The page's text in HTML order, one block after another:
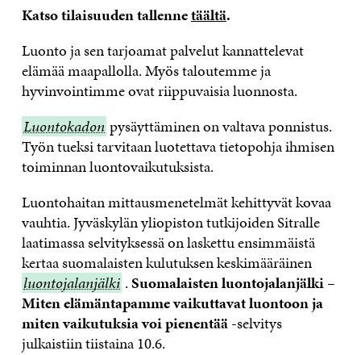
Katso tilaisuuden tallennetäältä.
Luonto ja sen tarjoamat palvelut kannattelevat
elämää maapallolla. Myös taloutemme ja
hyvinvointimme ovat riippuvaisia luonnosta.
Luontokadon
Luontokadon pysäyttäminen on valtava ponnistus.
Työn tueksi tarvitaan luotettava tietopohja ihmisen
toiminnan luontovaikutuksista.
Luontohaitan mittausmenetelmät kehittyvät kovaa
vauhtia. Jyväskylän yliopiston tutkijoiden Sitralle
laatimassa selvityksessä on laskettu ensimmäistä
kertaa suomalaisten kulutuksen keskimääräinen
luontojalanjälki .Suomalaisten luontojalanjälki –
Miten elämäntapamme vaikuttavat luontoon ja
miten vaikutuksia voi pienentää-selvitys
julkaistiin tiistaina 10.6.